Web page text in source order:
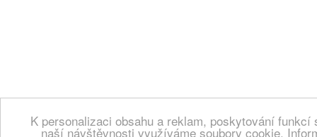
K personalizaci obsahu a reklam, poskytování
naší návštěvnosti využíváme soubory cookie.